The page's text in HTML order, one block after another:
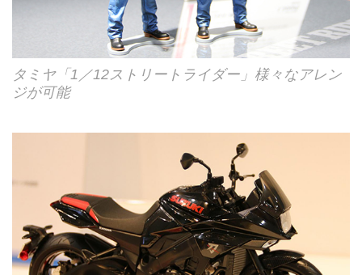
タミヤ「1／12ストリートライダー」様々なアレン
ジが可能